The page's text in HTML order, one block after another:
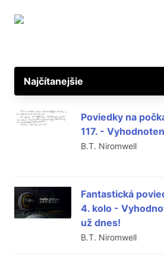
Najčítanejšie
Poviedky na
117. -
B.T. Niromwell
Fantastická
4. kolo -
už dnes!
B.T. Niromwell